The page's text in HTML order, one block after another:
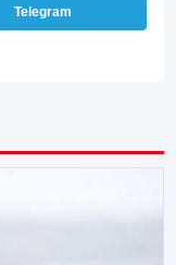
Telegram